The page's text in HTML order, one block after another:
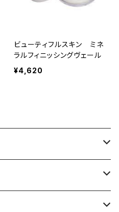
ビューティフルスキン ミネ
ラルフィニッシングヴェール
¥4,620